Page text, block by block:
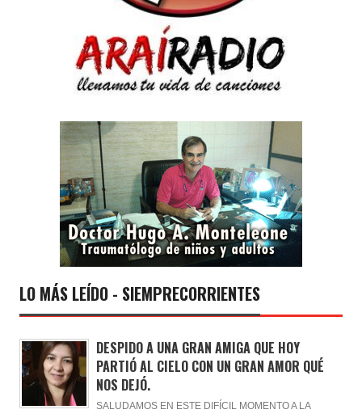
LO MÁS LEÍDO - SIEMPRECORRIENTES
DESPIDO A UNA GRAN AMIGA QUE HOY
PARTIÓ AL CIELO CON UN GRAN AMOR QUÉ
NOS DEJÓ.
SALUDAMOS EN ESTE DIFÍCIL MOMENTO A LA